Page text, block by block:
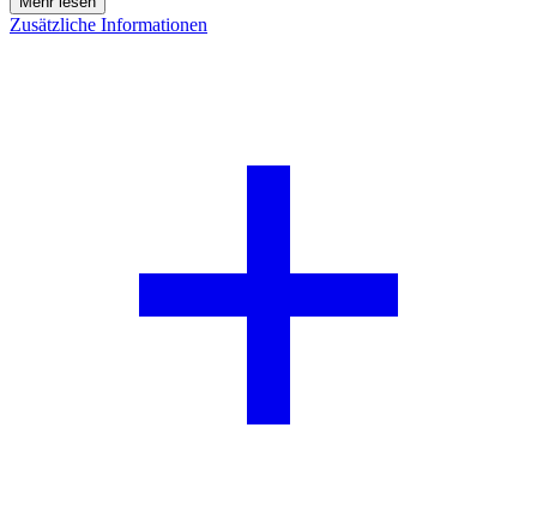
Zusätzliche Informationen